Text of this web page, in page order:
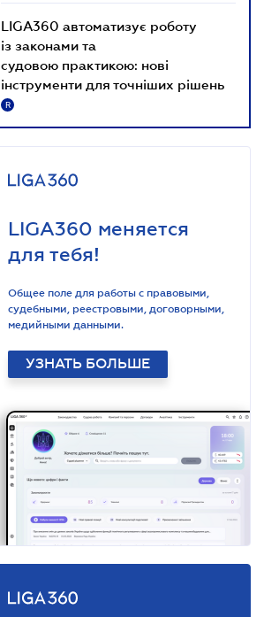
LIGA360 автоматизує роботу
із законами та
судовою практикою: нові
інструменти для точніших рішень
R
LIGA360 меняется
для тебя!
Общее поле для работы с правовыми,
судебными, реестровыми, договорными,
медийными данными.
УЗНАТЬ БОЛЬШЕ